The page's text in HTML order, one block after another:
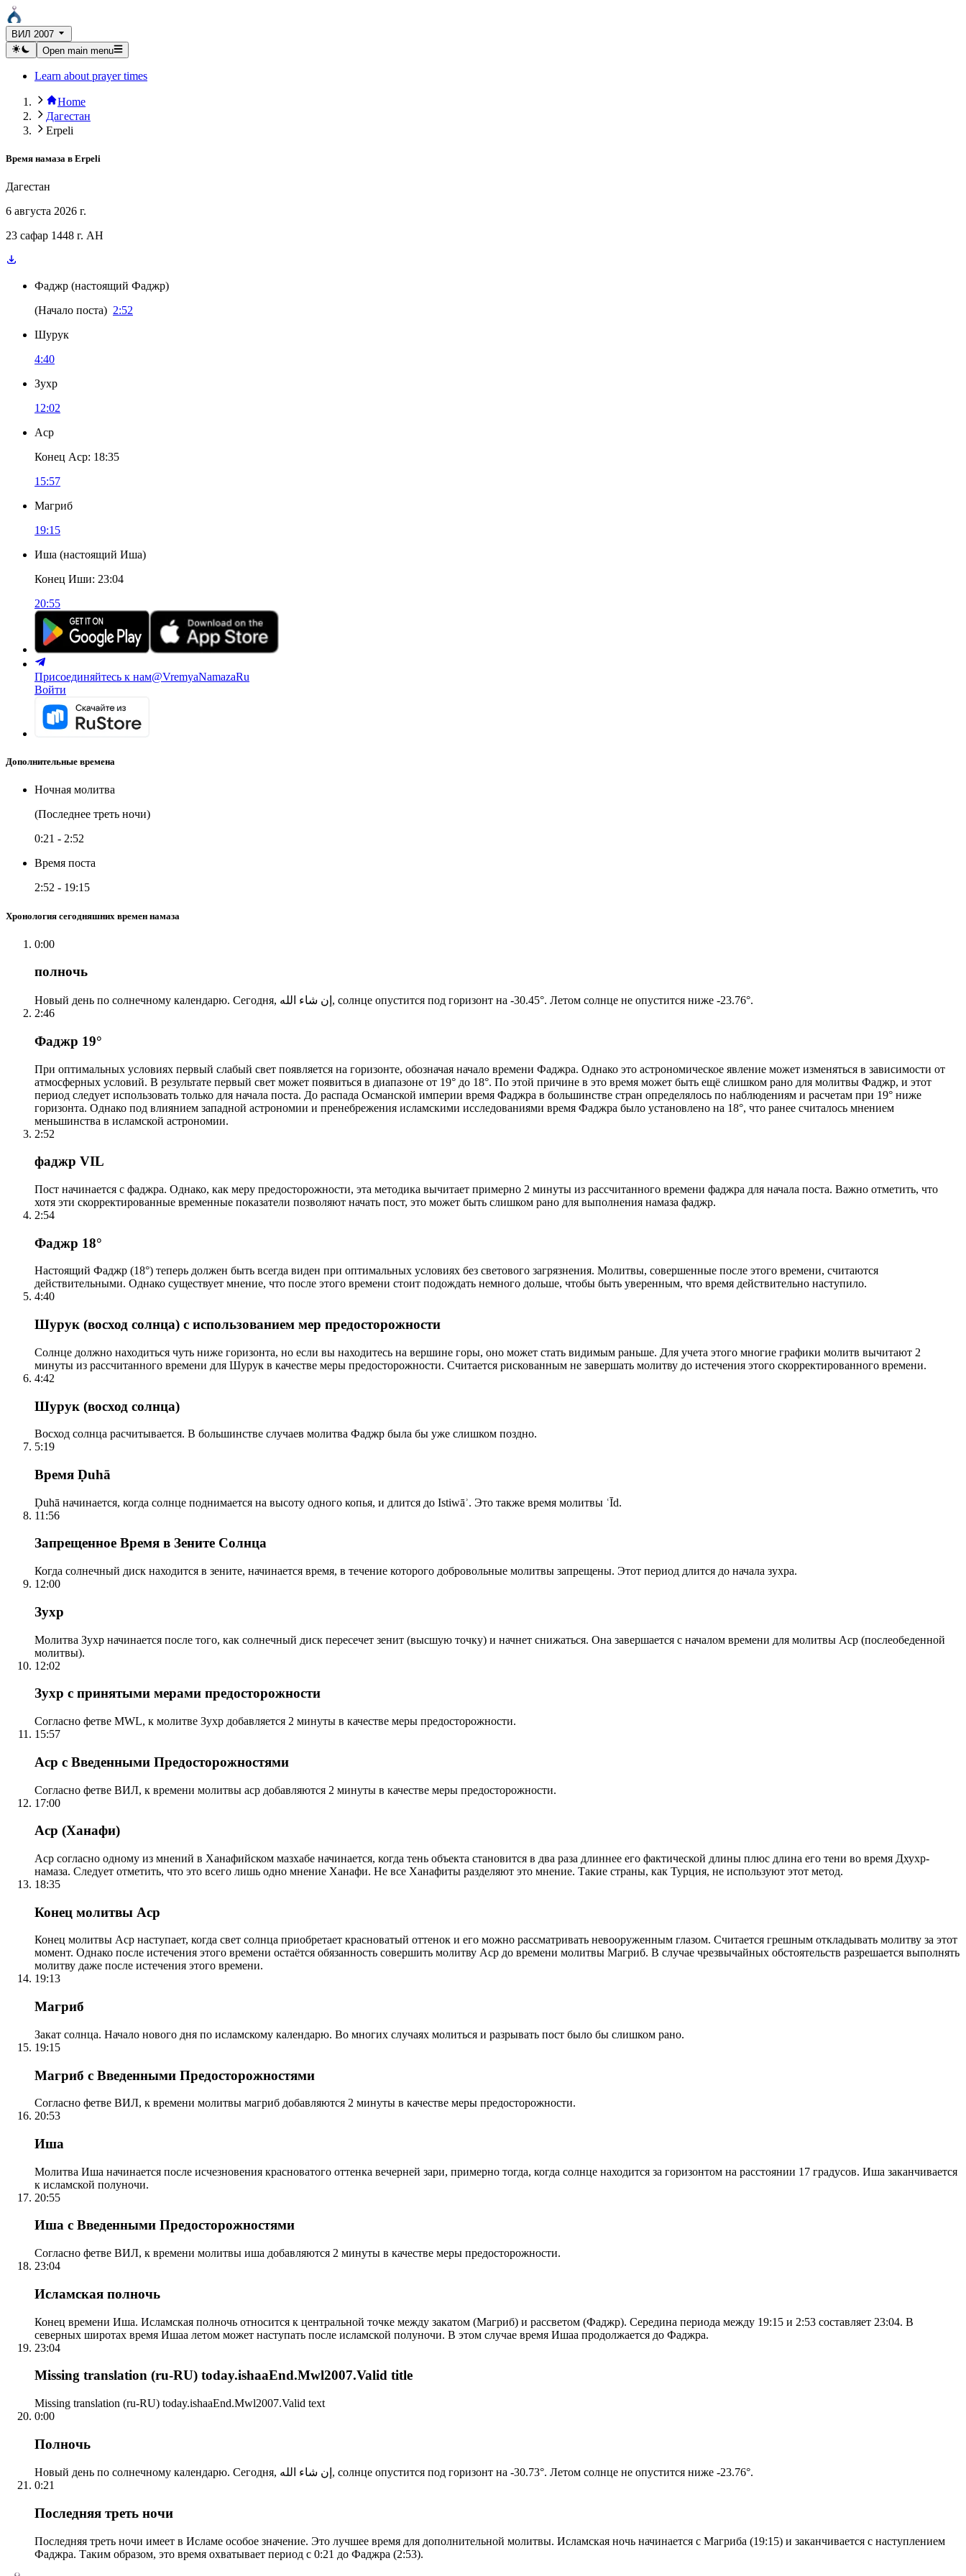
ВИЛ 2007
Open main menu
Learn about prayer times
Home
Дагестан
Erpeli
Время намаза в Erpeli
Дагестан
6 августа 2026 г.
23 сафар 1448 г. AH
Фаджр (настоящий Фаджр)
(Начало поста) 2:52
Шурук
4:40
Зухр
12:02
Аср
Конец Аср: 18:35
15:57
Магриб
19:15
Иша (настоящий Иша)
Конец Иши: 23:04
20:55
Присоединяйтесь к нам@VremyaNamazaRu
Войти
Дополнительные времена
Ночная молитва
(Последнее треть ночи)
0:21 - 2:52
Время поста
2:52 - 19:15
Хронология сегодняшних времен намаза
0:00
полночь
Новый день по солнечному календарю. Сегодня, إن شاء الله, солнце опустится под горизонт на -30.45°. Летом солнце не опустится ниже -23.76°.
2:46
Фаджр 19°
При оптимальных условиях первый слабый свет появляется на горизонте, обозначая начало времени Фаджра. Однако это астрономическое явление может изменяться в зависимости от
атмосферных условий. В результате первый свет может появиться в диапазоне от 19° до 18°. По этой причине в это время может быть ещё слишком рано для молитвы Фаджр, и этот
период следует использовать только для начала поста. До распада Османской империи время Фаджра в большинстве стран определялось по наблюдениям и расчетам при 19° ниже
горизонта. Однако под влиянием западной астрономии и пренебрежения исламскими исследованиями время Фаджра было установлено на 18°, что ранее считалось мнением
меньшинства в исламской астрономии.
2:52
фаджр VIL
Пост начинается с фаджра. Однако, как меру предосторожности, эта методика вычитает примерно 2 минуты из рассчитанного времени фаджра для начала поста. Важно отметить, что
хотя эти скорректированные временные показатели позволяют начать пост, это может быть слишком рано для выполнения намаза фаджр.
2:54
Фаджр 18°
Настоящий Фаджр (18°) теперь должен быть всегда виден при оптимальных условиях без светового загрязнения. Молитвы, совершенные после этого времени, считаются
действительными. Однако существует мнение, что после этого времени стоит подождать немного дольше, чтобы быть уверенным, что время действительно наступило.
4:40
Шурук (восход солнца) с использованием мер предосторожности
Солнце должно находиться чуть ниже горизонта, но если вы находитесь на вершине горы, оно может стать видимым раньше. Для учета этого многие графики молитв вычитают 2
минуты из рассчитанного времени для Шурук в качестве меры предосторожности. Считается рискованным не завершать молитву до истечения этого скорректированного времени.
4:42
Шурук (восход солнца)
Восход солнца расчитывается. В большинстве случаев молитва Фаджр была бы уже слишком поздно.
5:19
Время Ḍuhā
Ḍuhā начинается, когда солнце поднимается на высоту одного копья, и длится до Istiwāʾ. Это также время молитвы ʿĪd.
11:56
Запрещенное Время в Зените Солнца
Когда солнечный диск находится в зените, начинается время, в течение которого добровольные молитвы запрещены. Этот период длится до начала зухра.
12:00
Зухр
Молитва Зухр начинается после того, как солнечный диск пересечет зенит (высшую точку) и начнет снижаться. Она завершается с началом времени для молитвы Аср (послеобеденной
молитвы).
12:02
Зухр с принятыми мерами предосторожности
Согласно фетве MWL, к молитве Зухр добавляется 2 минуты в качестве меры предосторожности.
15:57
Аср с Введенными Предосторожностями
Согласно фетве ВИЛ, к времени молитвы аср добавляются 2 минуты в качестве меры предосторожности.
17:00
Аср (Ханафи)
Аср согласно одному из мнений в Ханафийском мазхабе начинается, когда тень объекта становится в два раза длиннее его фактической длины плюс длина его тени во время Дхухр-
намаза. Следует отметить, что это всего лишь одно мнение Ханафи. Не все Ханафиты разделяют это мнение. Такие страны, как Турция, не используют этот метод.
18:35
Конец молитвы Аср
Конец молитвы Аср наступает, когда свет солнца приобретает красноватый оттенок и его можно рассматривать невооруженным глазом. Считается грешным откладывать молитву за этот
момент. Однако после истечения этого времени остаётся обязанность совершить молитву Аср до времени молитвы Магриб. В случае чрезвычайных обстоятельств разрешается выполнять
молитву даже после истечения этого времени.
19:13
Магриб
Закат солнца. Начало нового дня по исламскому календарю. Во многих случаях молиться и разрывать пост было бы слишком рано.
19:15
Магриб с Введенными Предосторожностями
Согласно фетве ВИЛ, к времени молитвы магриб добавляются 2 минуты в качестве меры предосторожности.
20:53
Иша
Молитва Иша начинается после исчезновения красноватого оттенка вечерней зари, примерно тогда, когда солнце находится за горизонтом на расстоянии 17 градусов. Иша заканчивается
к исламской полуночи.
20:55
Иша с Введенными Предосторожностями
Согласно фетве ВИЛ, к времени молитвы иша добавляются 2 минуты в качестве меры предосторожности.
23:04
Исламская полночь
Конец времени Иша. Исламская полночь относится к центральной точке между закатом (Магриб) и рассветом (Фаджр). Середина периода между 19:15 и 2:53 составляет 23:04. В
северных широтах время Ишаа летом может наступать после исламской полуночи. В этом случае время Ишаа продолжается до Фаджра.
23:04
Missing translation (ru-RU) today.ishaaEnd.Mwl2007.Valid title
Missing translation (ru-RU) today.ishaaEnd.Mwl2007.Valid text
0:00
Полночь
Новый день по солнечному календарю. Сегодня, إن شاء الله, солнце опустится под горизонт на -30.73°. Летом солнце не опустится ниже -23.76°.
0:21
Последняя треть ночи
Последняя треть ночи имеет в Исламе особое значение. Это лучшее время для дополнительной молитвы. Исламская ночь начинается с Магриба (19:15) и заканчивается с наступлением
Фаджра. Таким образом, это время охватывает период с 0:21 до Фаджра (2:53).